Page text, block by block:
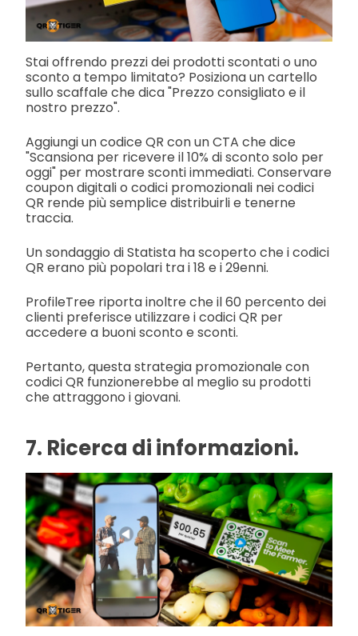
Stai offrendo prezzi dei prodotti scontati o uno
sconto a tempo limitato? Posiziona un cartello
sullo scaffale che dica "Prezzo consigliato e il
nostro prezzo".
Aggiungi un codice QR con un CTA che dice
"Scansiona per ricevere il 10% di sconto solo per
oggi" per mostrare sconti immediati. Conservare
coupon digitali o codici promozionali nei codici
QR rende più semplice distribuirli e tenerne
traccia.
Un sondaggio di Statista ha scoperto che i codici
QR erano più popolari tra i 18 e i 29enni.
ProfileTree riporta inoltre che il 60 percento dei
clienti preferisce utilizzare i codici QR per
accedere a buoni sconto e sconti.
Pertanto, questa strategia promozionale con
codici QR funzionerebbe al meglio su prodotti
che attraggono i giovani.
7. Ricerca di informazioni.